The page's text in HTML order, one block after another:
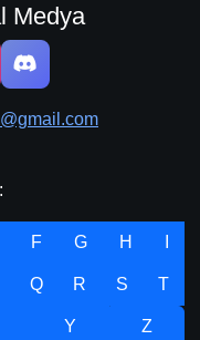
Medya
F G H
Q R S T
Y Z